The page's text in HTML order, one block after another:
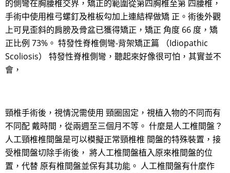
的側彎在胸腰椎交界，矯正的範圍從第四胸椎至第 四腰椎，
手術中使用椎弓螺釘及椎板勾加上連結桿做矯 正。術後外觀
上可見歪斜的肩膀及骨盆已獲得矯正，矯正 角度 66 度，矯
正比例 73%。 特發性脊椎側彎-背架矯正篇 （Idiopathic
Scoliosis） 特發性脊椎側彎，聽起來好像很可怕，其實並不
會，
頸椎手術後，視情況需使用 頸圈固定，視植入物的不同而有
不同配 戴時間，從兩週至三個月不等。 什麼是人工椎間盤？
人工頸椎椎間盤是可以模擬正常頸椎椎 間盤的特殊裝置，接
受椎間盤切除手術後， 將人工椎間盤植入原來椎間盤的位
置，代替 原有椎間盤並保有其功能。 人工椎間盤有什麼作